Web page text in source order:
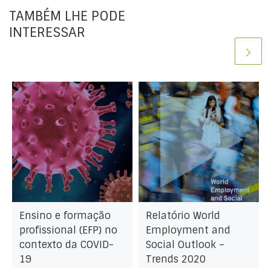
TAMBÉM LHE PODE
INTERESSAR
Ensino e formação
profissional (EFP) no
contexto da COVID-
19
Relatório World
Employment and
Social Outlook –
Trends 2020